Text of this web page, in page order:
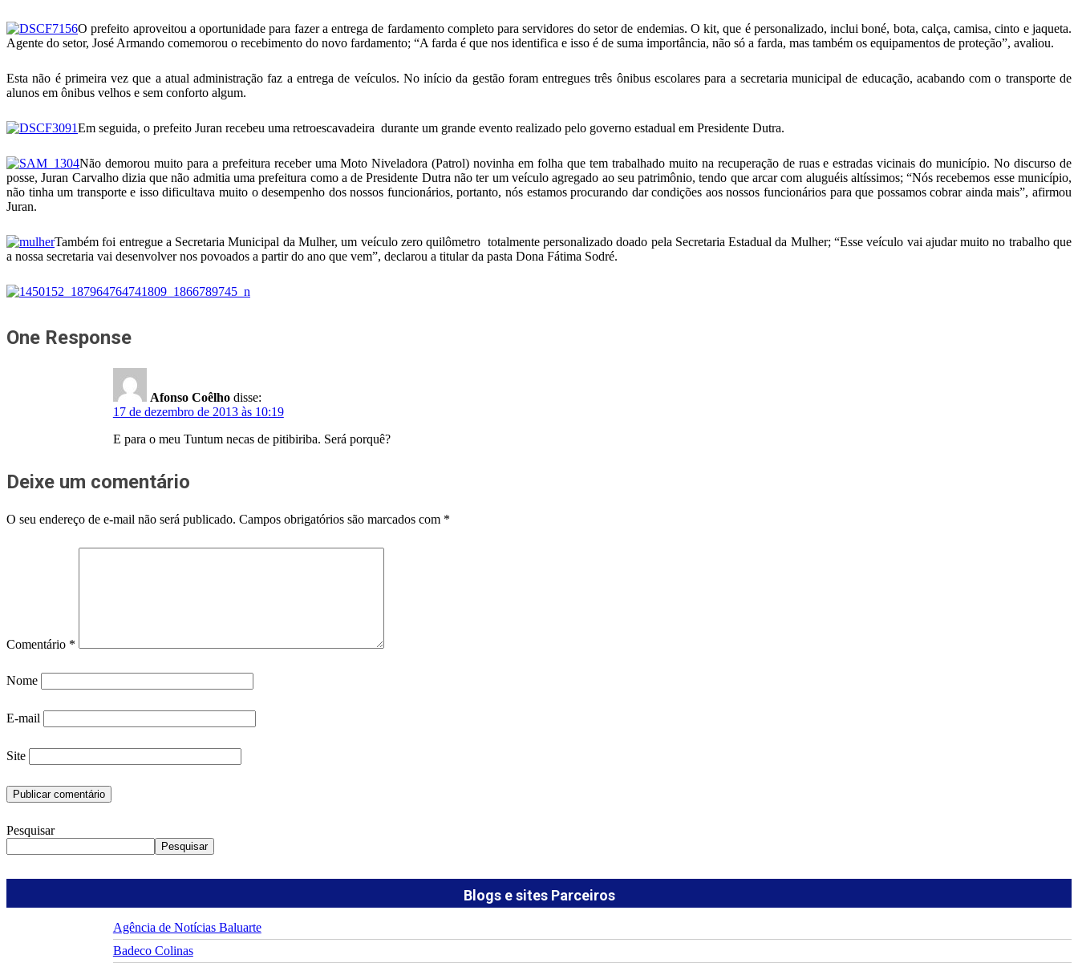
O prefeito aproveitou a oportunidade para fazer a entrega de fardamento completo para servidores do setor de endemias. O kit, que é personalizado, inclui boné, bota, calça, camisa, cinto e jaqueta.
Agente do setor, José Armando comemorou o recebimento do novo fardamento; “A farda é que nos identifica e isso é de suma importância, não só a farda, mas também os equipamentos de proteção”, avaliou.
Esta não é primeira vez que a atual administração faz a entrega de veículos. No início da gestão foram entregues três ônibus escolares para a secretaria municipal de educação, acabando com o transporte de
alunos em ônibus velhos e sem conforto algum.
Em seguida, o prefeito Juran recebeu uma retroescavadeira durante um grande evento realizado pelo governo estadual em Presidente Dutra.
Não demorou muito para a prefeitura receber uma Moto Niveladora (Patrol) novinha em folha que tem trabalhado muito na recuperação de ruas e estradas vicinais do município. No discurso de
posse, Juran Carvalho dizia que não admitia uma prefeitura como a de Presidente Dutra não ter um veículo agregado ao seu patrimônio, tendo que arcar com aluguéis altíssimos; “Nós recebemos esse município,
não tinha um transporte e isso dificultava muito o desempenho dos nossos funcionários, portanto, nós estamos procurando dar condições aos nossos funcionários para que possamos cobrar ainda mais”, afirmou
Juran.
Também foi entregue a Secretaria Municipal da Mulher, um veículo zero quilômetro totalmente personalizado doado pela Secretaria Estadual da Mulher; “Esse veículo vai ajudar muito no trabalho que
a nossa secretaria vai desenvolver nos povoados a partir do ano que vem”, declarou a titular da pasta Dona Fátima Sodré.
One Response
Afonso Coêlho disse:
17 de dezembro de 2013 às 10:19
E para o meu Tuntum necas de pitibiriba. Será porquê?
Deixe um comentário
O seu endereço de e-mail não será publicado. Campos obrigatórios são marcados com *
Comentário *
Nome
E-mail
Site
Pesquisar
Pesquisar
Blogs e sites Parceiros
Agência de Notícias Baluarte
Badeco Colinas